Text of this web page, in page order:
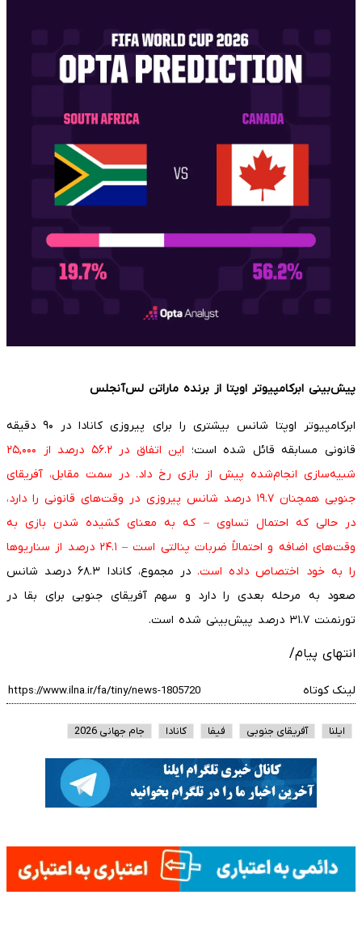
پیش‌بینی ابرکامپیوتر اوپتا از برنده ماراتن لس‌آنجلس
ابرکامپیوتر اوپتا شانس بیشتری را برای پیروزی کانادا در ۹۰ دقیقه
قانونی مسابقه قائل شده است؛
این اتفاق در ۵۶.۲ درصد از ۲۵,۰۰۰
شبیه‌سازی انجام‌شده پیش از بازی رخ داد. در سمت مقابل، آفریقای
جنوبی همچنان ۱۹.۷ درصد شانس پیروزی در وقت‌های قانونی را دارد،
در حالی که احتمال تساوی – که به معنای کشیده شدن بازی به
وقت‌های اضافه و احتمالاً ضربات پنالتی است – ۲۴.۱ درصد از سناریوها
را به خود اختصاص داده است.
در مجموع، کانادا ۶۸.۳ درصد شانس
صعود به مرحله بعدی را دارد و سهم آفریقای جنوبی برای بقا در
تورنمنت ۳۱.۷ درصد پیش‌بینی شده است.
انتهای پیام/
لینک کوتاه
ایلنا آفریقای جنوبی فیفا کانادا جام جهانی 2026